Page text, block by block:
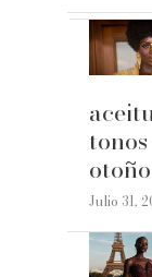
Julio 31,